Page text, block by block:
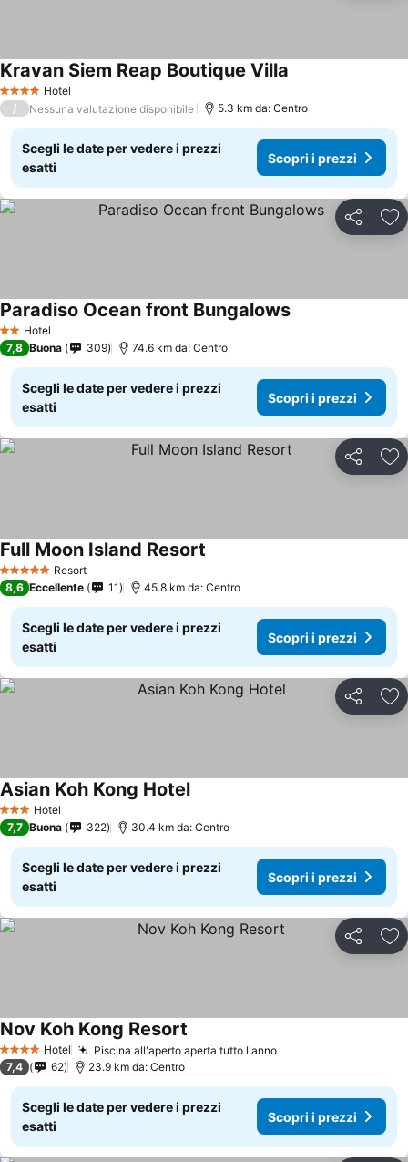
4 Stelle Hotel
Kravan Siem Reap Boutique Villa
/ Nessuna valutazione disponibile 5.3 km da: Centro
Scegli le date per vedere i prezzi
esatti
Scopri i prezzi
Condividi
2 StelleHotel
Paradiso Ocean front Bungalows
7,8 Buona 309 74.6 km da: Centro
Scegli le date per vedere i prezzi
esatti
Scopri i prezzi
Condividi
5 Stelle Resort
Full Moon Island Resort
8,6 Eccellente 11 45.8 km da: Centro
Scegli le date per vedere i prezzi
esatti
Scopri i prezzi
Condividi
3 StelleHotel
Asian Koh Kong Hotel
7,7 Buona 322 30.4 km da: Centro
Scegli le date per vedere i prezzi
esatti
Scopri i prezzi
Condividi
4 Stelle Hotel Piscina all'aperto aperta tutto l'anno
Nov Koh Kong Resort
7,4 62 23.9 km da: Centro
Scegli le date per vedere i prezzi
esatti
Scopri i prezzi